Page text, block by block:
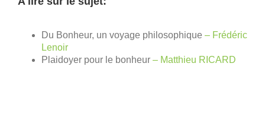
Du Bonheur, un voyage philosophique – Frédéric
Lenoir
Plaidoyer pour le bonheur – Matthieu RICARD